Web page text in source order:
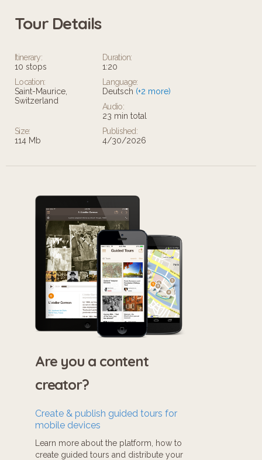
Tour Details
Itinerary:
10 stops
Duration:
1:20
Location:
Saint-Maurice,
Switzerland
Language:
Deutsch (+2 more)
Audio:
23 min total
Size:
114 Mb
Published:
4/30/2026
Are you a content
creator?
Create & publish guided tours for
mobile devices
Learn more about the platform, how to
create guided tours and distribute your